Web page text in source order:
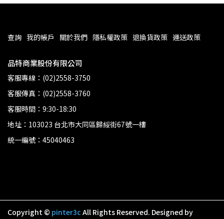
查詢 我的帳戶 關於我們 隱私權政策 退換貨政策 運送政策
品特商業股份有限公司
客服專線：(02)2558-3750
客服傳真：(02)2558-3760
客服時間：9:30-18:30
地址：103023 台北市大同區歸綏街67號一樓
統一編號：45040463
Copyright © pinter3c All Rights Reserved. Designed by